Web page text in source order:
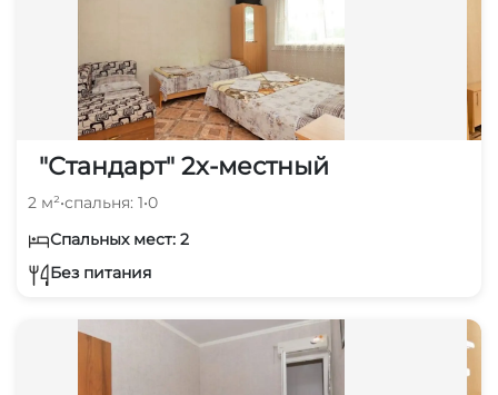
"Стандарт" 2х-местный
2 м²•спальня: 1•0
Спальных мест: 2
Без питания